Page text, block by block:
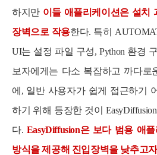
하지만 이들 애플리케이션은 설치
장벽으로 작용한다. 특히
UI는 설정 파일 구성, Python 환경
보자에게는 다소 복잡하고 까다로
에, 일반 사용자가 쉽게 접근하기
하기 위해 등장한 것이
다. EasyDiffusion은 보다 범용 애
방식을 제공해 진입장벽을 낮추고